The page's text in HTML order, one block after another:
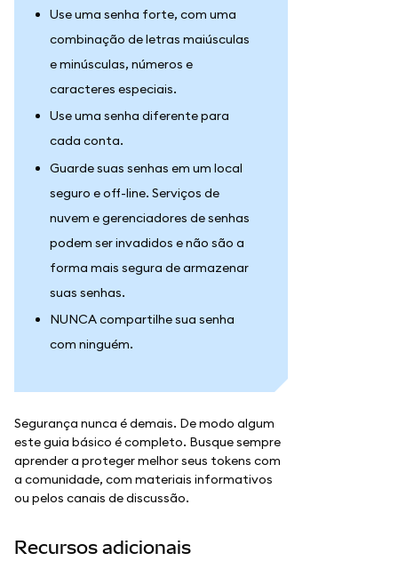
Use uma senha forte, com uma
combinação de letras maiúsculas
e minúsculas, números e
caracteres especiais.
Use uma senha diferente para
cada conta.
Guarde suas senhas em um local
seguro e off-line. Serviços de
nuvem e gerenciadores de senhas
podem ser invadidos e não são a
forma mais segura de armazenar
suas senhas.
NUNCA compartilhe sua senha
com ninguém.
Segurança nunca é demais. De modo algum
este guia básico é completo. Busque sempre
aprender a proteger melhor seus tokens com
a comunidade, com materiais informativos
ou pelos canais de discussão.
Recursos adicionais